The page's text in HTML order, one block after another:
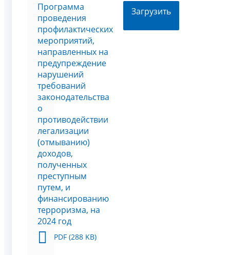
Программа
проведения
профилактических
мероприятий,
направленных на
предупреждение
нарушений
требований
законодательства
о
противодействии
легализации
(отмыванию)
доходов,
полученных
преступным
путем, и
финансированию
терроризма, на
2024 год
PDF (288 KB)
Загрузить